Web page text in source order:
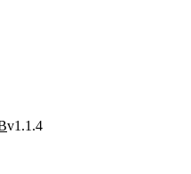
v1.1.4